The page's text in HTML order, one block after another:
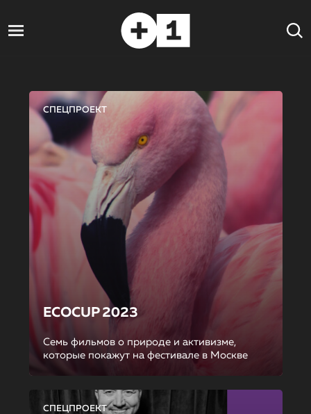
СПЕЦПРОЕКТ
ECOCUP 2023
Семь фильмов о природе и активизме,
которые покажут на фестивале в Москве
СПЕЦПРОЕКТ